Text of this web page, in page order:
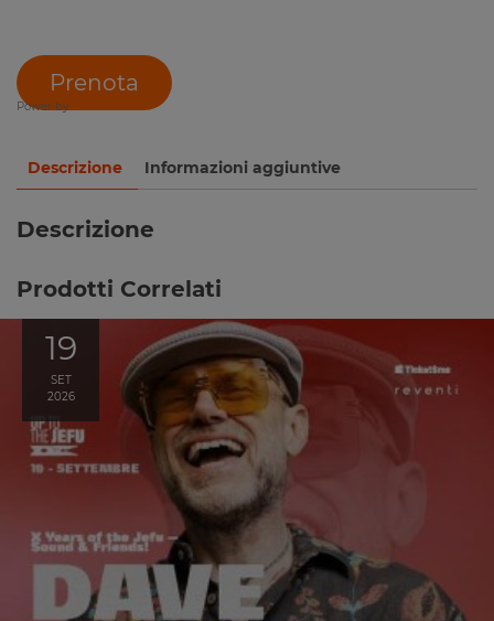
Prenota
Power by
Descrizione Informazioni aggiuntive
Descrizione
Prodotti Correlati
19
SET
2026